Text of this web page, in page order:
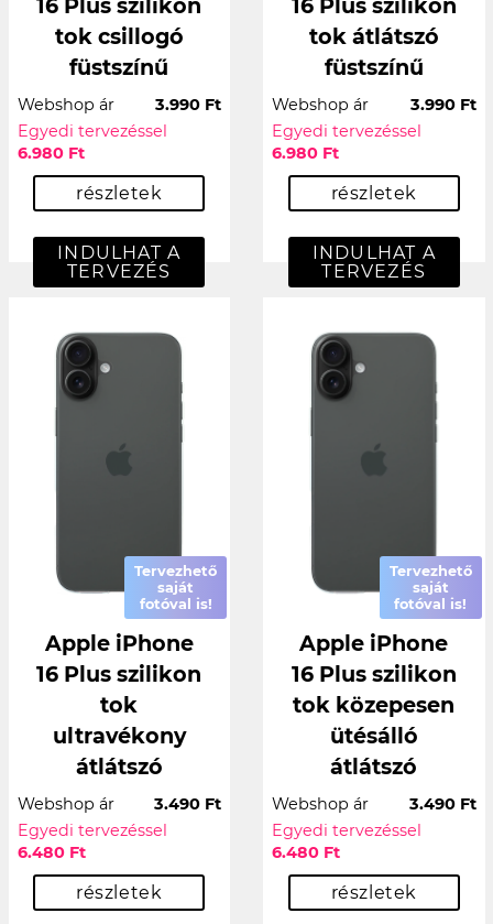
16 Plus szilikon
tok csillogó
füstszínű
Webshop ár
3.990 Ft
Egyedi tervezéssel
6.980 Ft
részletek
INDULHAT A
TERVEZÉS
16 Plus szilikon
tok átlátszó
füstszínű
Webshop ár
3.990 Ft
Egyedi tervezéssel
6.980 Ft
részletek
INDULHAT A
TERVEZÉS
Tervezhető
saját
fotóval is!
Apple iPhone
16 Plus szilikon
tok
ultravékony
átlátszó
Webshop ár
3.490 Ft
Egyedi tervezéssel
6.480 Ft
részletek
Tervezhető
saját
fotóval is!
Apple iPhone
16 Plus szilikon
tok közepesen
ütésálló
átlátszó
Webshop ár
3.490 Ft
Egyedi tervezéssel
6.480 Ft
részletek